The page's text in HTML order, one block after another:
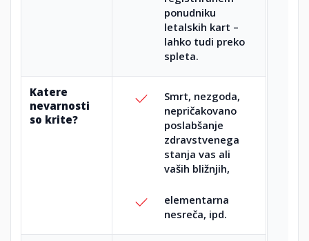
ponudniku
letalskih kart –
lahko tudi preko
spleta.
Katere
nevarnosti
so krite?
Smrt, nezgoda,
nepričakovano
poslabšanje
zdravstvenega
stanja vas ali
vaših bližnjih,
elementarna
nesreča, ipd.